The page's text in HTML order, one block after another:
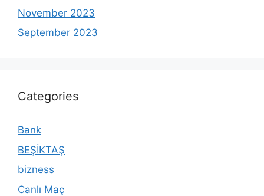
November 2023
September 2023
Categories
Bank
BEŞİKTAŞ
bizness
Canlı Maç